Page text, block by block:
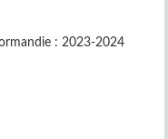
: 2023-2024